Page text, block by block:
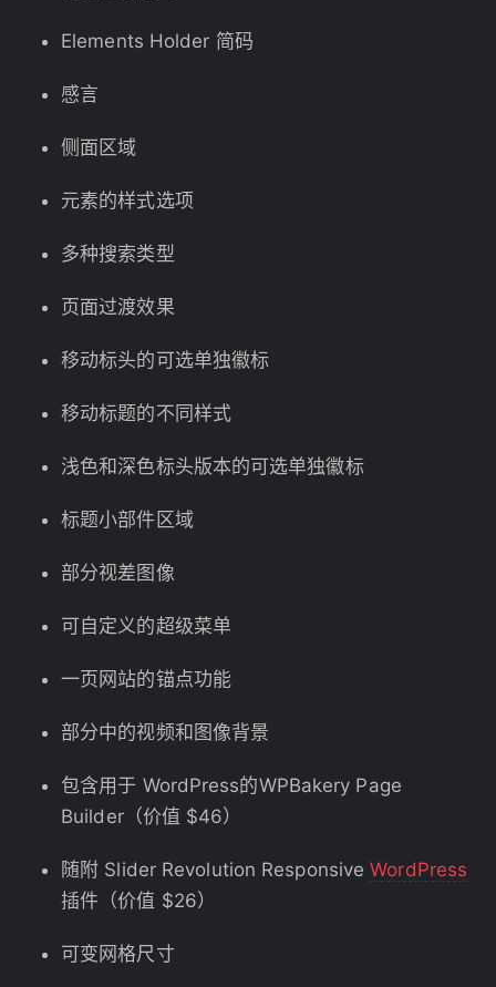
Elements Holder 简码
感言
侧面区域
元素的样式选项
多种搜索类型
页面过渡效果
移动标头的可选单独徽标
移动标题的不同样式
浅色和深色标头版本的可选单独徽标
标题小部件区域
部分视差图像
可自定义的超级菜单
一页网站的锚点功能
部分中的视频和图像背景
包含用于 WordPress的WPBakery Page
Builder（价值 $46）
随附 Slider Revolution ResponsiveWordPress
插件（价值 $26）
可变网格尺寸